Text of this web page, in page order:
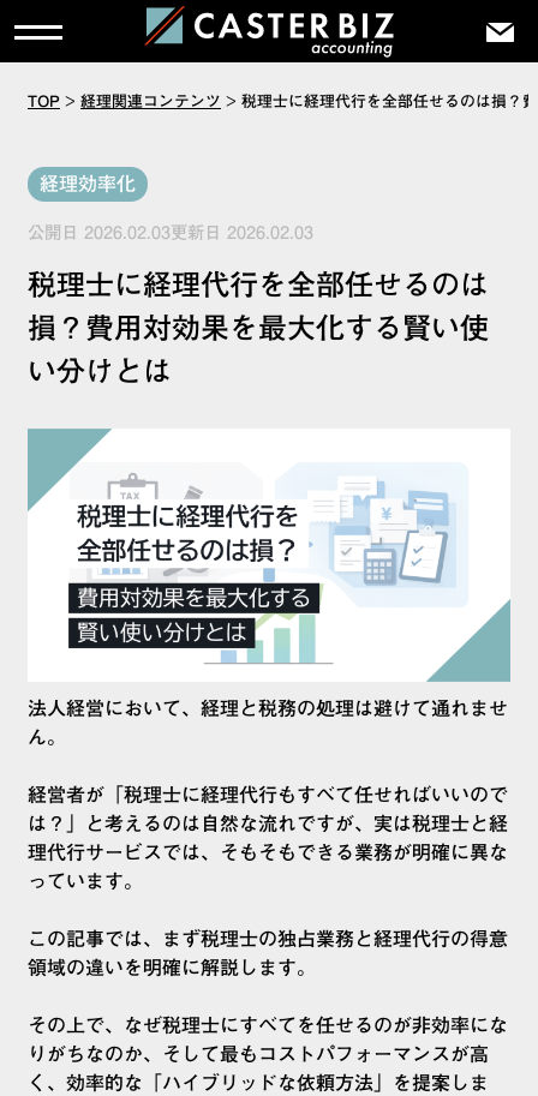
TOP > 経理関連コンテンツ > 税理士に経理代行を全部任せるのは損？
経理効率化
公開日 2026.02.03更新日 2026.02.03
税理士に経理代行を全部任せるのは
損？費用対効果を最大化する賢い使
い分けとは
法人経営において、経理と税務の処理は避けて通れませ
ん。
経営者が「税理士に経理代行もすべて任せればいいので
は？」と考えるのは自然な流れですが、実は税理士と経
理代行サービスでは、そもそもできる業務が明確に異な
っています。
この記事では、まず税理士の独占業務と経理代行の得意
領域の違いを明確に解説します。
その上で、なぜ税理士にすべてを任せるのが非効率にな
りがちなのか、そして最もコストパフォーマンスが高
く、効率的な「ハイブリッドな依頼方法」を提案しま